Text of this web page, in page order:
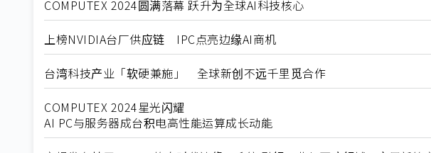
COMPUTEX 2024圆满落幕 跃升为全球AI科技核心
上榜NVIDIA台厂供应链 IPC点亮边缘AI商机
台湾科技产业「软硬兼施」 全球新创不远千里觅合作
COMPUTEX 2024星光闪耀
AI PC与服务器成台积电高性能运算成长动能